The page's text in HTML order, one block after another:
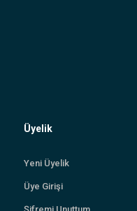
Üyelik
Yeni Üyelik
Üye Girişi